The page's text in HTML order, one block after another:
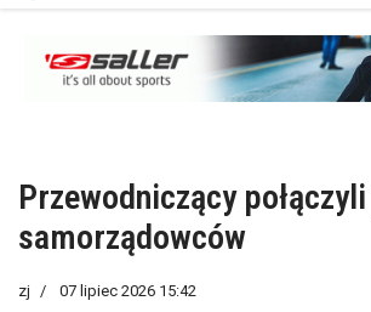
Przewodniczący
samorządowców
zj 07 lipiec 2026 15:42